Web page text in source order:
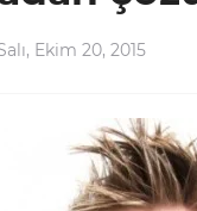
Ekim 20, 2015